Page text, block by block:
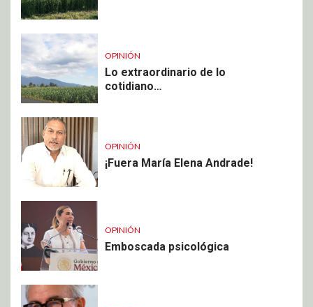
OPINIÓN
Lo extraordinario de lo
cotidiano…
OPINIÓN
¡Fuera María Elena Andrade!
OPINIÓN
Emboscada psicológica